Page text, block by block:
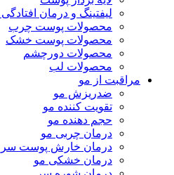
لیفتینگ و درمان
محصولات پوست چرب
محصولات پوست خشک
محصولات دورچشم
محصولات لب
مراقبت از مو
ضدریزش مو
تقویت کننده مو
حجم دهنده مو
درمان چربی مو
درمان خارش پوست سر
درمان خشکی مو